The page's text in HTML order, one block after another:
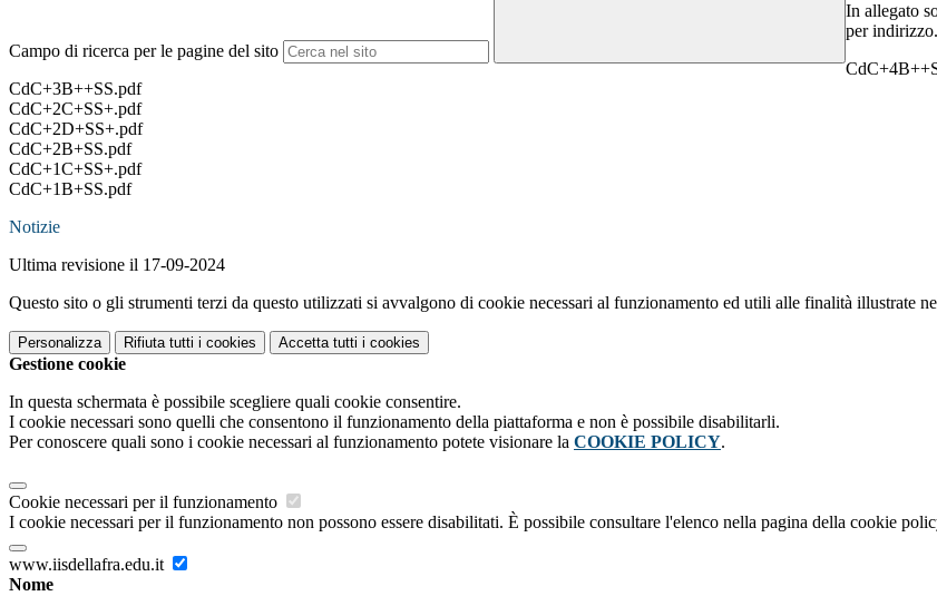
Campo di ricerca per le pagine del sito
In allegato
per indirizzo.
CdC+3B++SS.pdf
CdC+2C+SS+.pdf
CdC+2D+SS+.pdf
CdC+2B+SS.pdf
CdC+1C+SS+.pdf
CdC+1B+SS.pdf
Notizie
Ultima revisione il 17-09-2024
Questo sito o gli strumenti terzi da questo utilizzati si avvalgono di cookie necessari al funzionamento ed utili alle finalità illustrate
Personalizza Rifiuta tutti i cookies Accetta tutti i cookies
Gestione cookie
In questa schermata è possibile scegliere quali cookie consentire.
I cookie necessari sono quelli che consentono il funzionamento della piattaforma e non è possibile disabilitarli.
Per conoscere quali sono i cookie necessari al funzionamento potete visionare la COOKIE POLICY.
Cookie necessari per il funzionamento
I cookie necessari per il funzionamento non possono essere disabilitati. È possibile consultare l'elenco nella pagina della cookie
www.iisdellafra.edu.it
Nome